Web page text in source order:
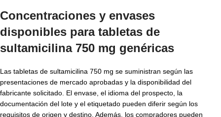
Concentraciones y envases
disponibles para tabletas de
sultamicilina 750 mg genéricas
Las tabletas de sultamicilina 750 mg se suministran según las
presentaciones de mercado aprobadas y la disponibilidad del
fabricante solicitado. El envase, el idioma del prospecto, la
documentación del lote y el etiquetado pueden diferir según los
requisitos de origen y destino. Además, los compradores pueden